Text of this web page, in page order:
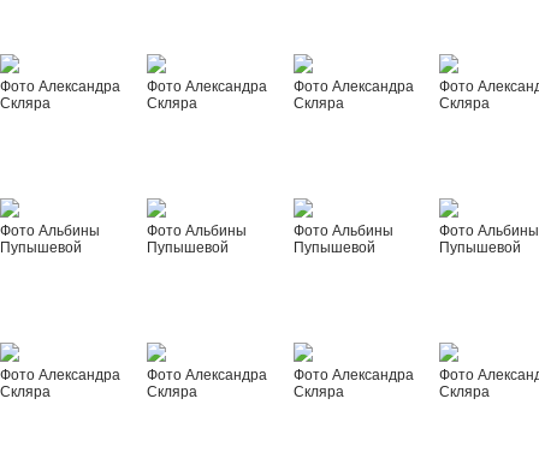
Фото Александра
Скляра
Фото Александра
Скляра
Фото Александра
Скляра
Фото
Скляра
Фото Альбины
Пупышевой
Фото Альбины
Пупышевой
Фото Альбины
Пупышевой
Фото Альбины
Пупышевой
Фото Александра
Скляра
Фото Александра
Скляра
Фото Александра
Скляра
Фото
Скляра